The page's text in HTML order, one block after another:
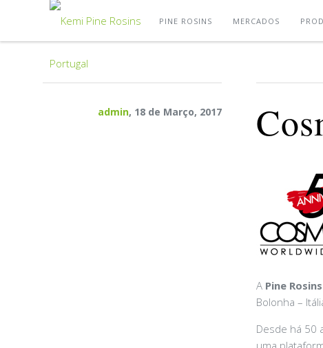
PINE ROSINS MERCADOS
A Pine
Bolonha –
Desde há 50
uma
admin, 18 de Março, 2017